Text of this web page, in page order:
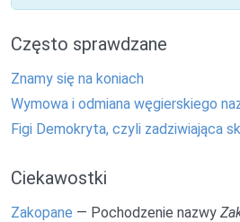
Często sprawdzane
Znamy się na koniach
Wymowa i odmiana węgierskiego
Figi Demokryta, czyli zadziwiająca
Ciekawostki
Zakopane — Pochodzenie nazwy